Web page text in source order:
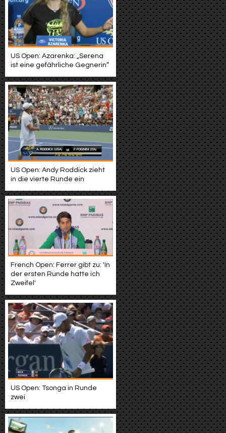
US Open: Azarenka: „Serena
ist eine gefährliche Gegnerin“
US Open: Andy Roddick zieht
in die vierte Runde ein
French Open: Ferrer gibt zu: 'In
der ersten Runde hatte ich
Zweifel'
US Open: Tsonga in Runde
zwei